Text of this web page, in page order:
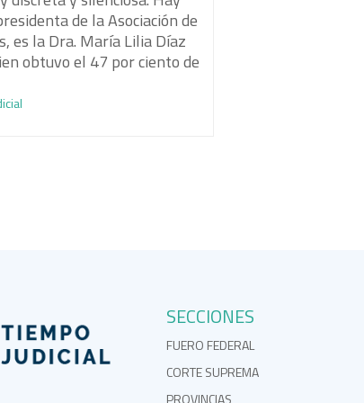
de la Asociación de
es la Dra. María Lilia Díaz
obtuvo el 47 por ciento de
SECCIONES
FUERO FEDERAL
CORTE SUPREMA
PROVINCIAS